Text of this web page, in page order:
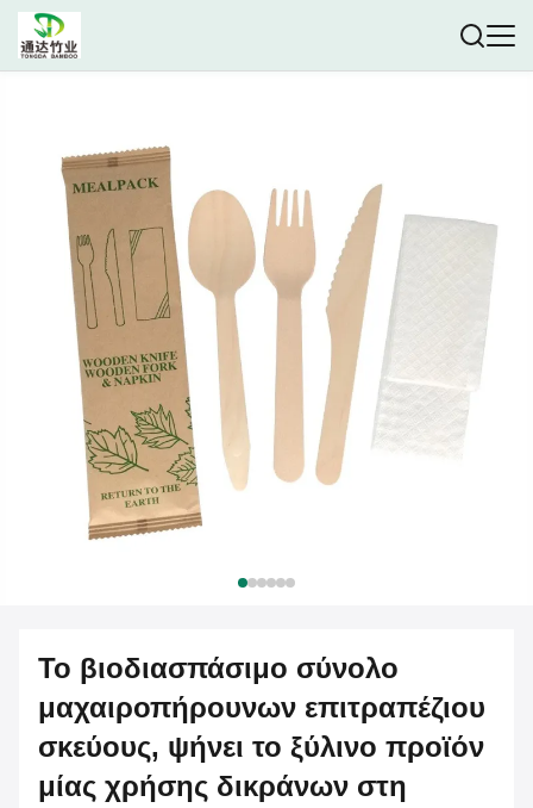
Το βιοδιασπάσιμο σύνολο
μαχαιροπήρουνων επιτραπέζιου
σκεύους, ψήνει το ξύλινο προϊόν
μίας χρήσης δικράνων στη